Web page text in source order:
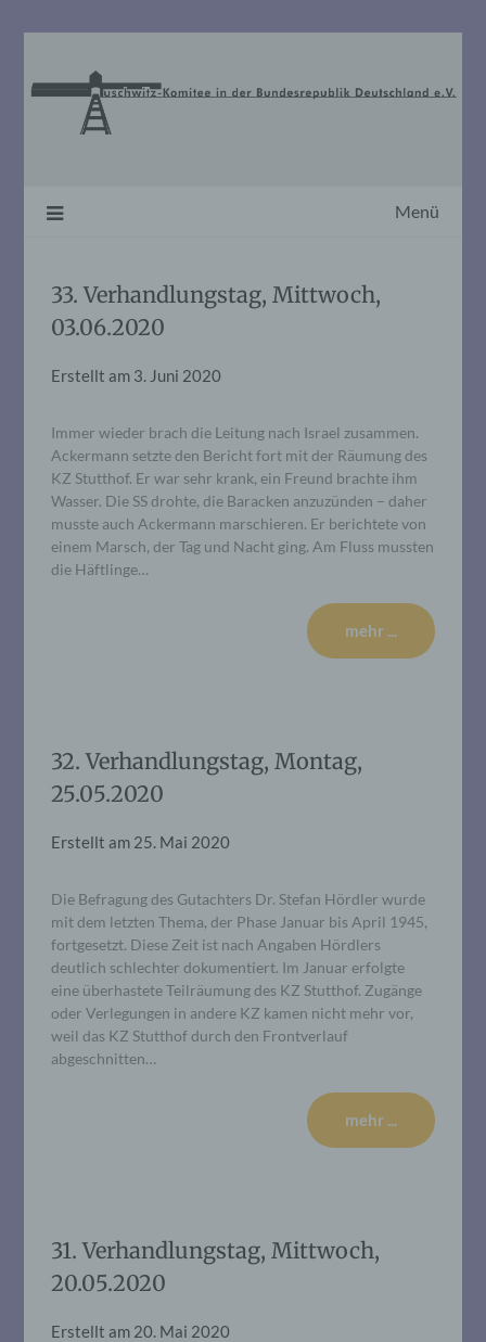
Menü
33. Verhandlungstag, Mittwoch,
03.06.2020
Erstellt am 3. Juni 2020
Immer wieder brach die Leitung nach Israel zusammen.
Ackermann setzte den Bericht fort mit der Räumung des
KZ Stutthof. Er war sehr krank, ein Freund brachte ihm
Wasser. Die SS drohte, die Baracken anzuzünden – daher
musste auch Ackermann marschieren. Er berichtete von
einem Marsch, der Tag und Nacht ging. Am Fluss mussten
die Häftlinge…
mehr ...
32. Verhandlungstag, Montag,
25.05.2020
Erstellt am 25. Mai 2020
Die Befragung des Gutachters Dr. Stefan Hördler wurde
mit dem letzten Thema, der Phase Januar bis April 1945,
fortgesetzt. Diese Zeit ist nach Angaben Hördlers
deutlich schlechter dokumentiert. Im Januar erfolgte
eine überhastete Teilräumung des KZ Stutthof. Zugänge
oder Verlegungen in andere KZ kamen nicht mehr vor,
weil das KZ Stutthof durch den Frontverlauf
abgeschnitten…
mehr ...
31. Verhandlungstag, Mittwoch,
20.05.2020
Erstellt am 20. Mai 2020